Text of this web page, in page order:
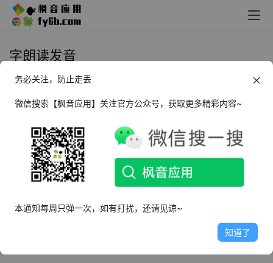
字朗读发音
2024年7月16日
务必关注，防止走丢
微信搜索【枫音应用】关注官方公众号，获取更多精彩内容~
本通知每周只弹一次，如有打扰，还请见谅~
知道了